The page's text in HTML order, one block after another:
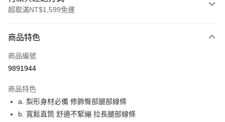
超取滿NT$1,599免運
信用卡一次付款
超商取貨付款
ATM付款
貨到付款
商品特色
商品編號
9891944
商品特色
a. 梨形身材必備 修飾臀部腿部線條
b. 寬鬆直筒 舒適不緊繃 拉長腿部線條